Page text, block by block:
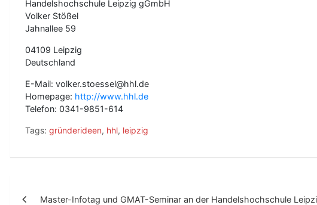
Handelshochschule Leipzig gGmbH
Volker Stößel
Jahnallee 59
04109 Leipzig
Deutschland
E-Mail: volker.stoessel@hhl.de
Homepage: http://www.hhl.de
Telefon: 0341-9851-614
Tags: gründerideen, hhl, leipzig
Master-Infotag und GMAT-Seminar an der Handelshochschule